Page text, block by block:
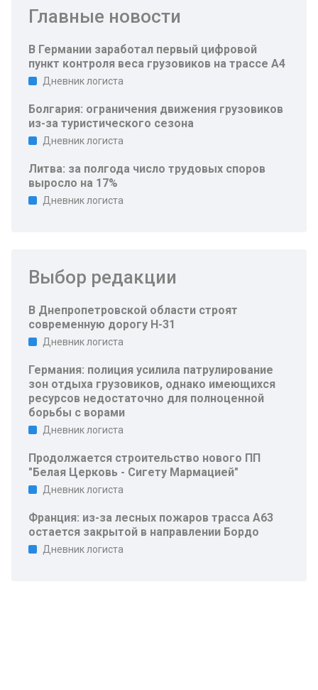
Главные новости
В Германии заработал первый цифровой
пункт контроля веса грузовиков на трассе A4
Дневник логиста
Болгария: ограничения движения грузовиков
из-за туристического сезона
Дневник логиста
Литва: за полгода число трудовых споров
выросло на 17%
Дневник логиста
Выбор редакции
В Днепропетровской области строят
современную дорогу Н-31
Дневник логиста
Германия: полиция усилила патрулирование
зон отдыха грузовиков, однако имеющихся
ресурсов недостаточно для полноценной
борьбы с ворами
Дневник логиста
Продолжается строительство нового ПП
"Белая Церковь - Сигету Мармацией"
Дневник логиста
Франция: из-за лесных пожаров трасса A63
остается закрытой в направлении Бордо
Дневник логиста